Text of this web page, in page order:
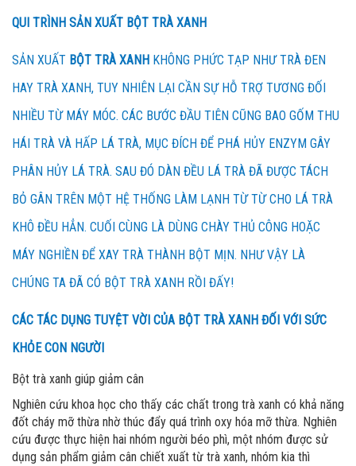
QUI TRÌNH SẢN XUẤT BỘT TRÀ XANH
SẢN XUẤT BỘT TRÀ XANH KHÔNG PHỨC TẠP NHƯ TRÀ ĐEN
HAY TRÀ XANH, TUY NHIÊN LẠI CẦN SỰ HỖ TRỢ TƯƠNG ĐỐI
NHIỀU TỪ MÁY MÓC. CÁC BƯỚC ĐẦU TIÊN CŨNG BAO GỐM THU
HÁI TRÀ VÀ HẤP LÁ TRÀ, MỤC ĐÍCH ĐỂ PHÁ HỦY ENZYM GÂY
PHÂN HỦY LÁ TRÀ. SAU ĐÓ DÀN ĐỀU LÁ TRÀ ĐÃ ĐƯỢC TÁCH
BỎ GÂN TRÊN MỘT HỆ THỐNG LÀM LẠNH TỪ TỪ CHO LÁ TRÀ
KHÔ ĐỀU HẲN. CUỐI CÙNG LÀ DÙNG CHÀY THỦ CÔNG HOẶC
MÁY NGHIỀN ĐỂ XAY TRÀ THÀNH BỘT MỊN. NHƯ VẬY LÀ
CHÚNG TA ĐÃ CÓ BỘT TRÀ XANH RỒI ĐẤY!
CÁC TÁC DỤNG TUYỆT VỜI CỦA BỘT TRÀ XANH ĐỐI VỚI SỨC
KHỎE CON NGƯỜI
Bột trà xanh giúp giảm cân
Nghiên cứu khoa học cho thấy các chất trong trà xanh có khả năng
đốt cháy mỡ thừa nhờ thúc đẩy quá trình oxy hóa mỡ thừa. Nghiên
cứu được thực hiện hai nhóm người béo phì, một nhóm được sử
dụng sản phẩm giảm cân chiết xuất từ trà xanh, nhóm kia thì